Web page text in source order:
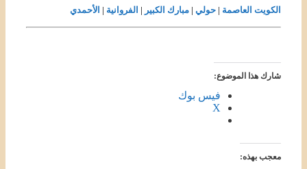
الكويت العاصمة | حولي | مبارك الكبير | الفروانية | الأحمدي
شارك هذا الموضوع:
فيس بوك
X
معجب بهذه: